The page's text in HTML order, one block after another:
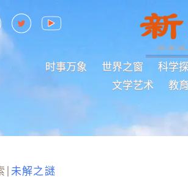
时事万象 世界之窗 科学
文学艺术
教
未解之謎